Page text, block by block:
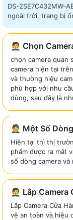
DS-2SE7C432MW-
ngoài trời, trang bị
🤵 Chọn
chọn camera quan
camera hiện tại
và thường hiệu
phù hợp với nhu
dùng, sau đây là
🤵 Một Số
Hiện tại thì thị
phẩm được ra mắt
số dòng camera và
🤵 Lắp Camera
Lắp Camera Cửa
vệ an toàn và hiệu